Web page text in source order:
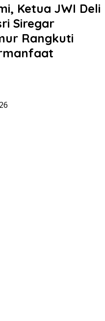
Ketua JWI Deli
Siregar
Rangkuti